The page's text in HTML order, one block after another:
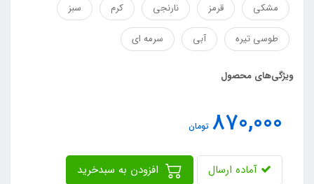
مشکی
قرمز نارنجی کرم سبز
طوسی تیره آبی سرمه ای
ویژگی‌های محصول
870,000 تومان
آماده ارسال